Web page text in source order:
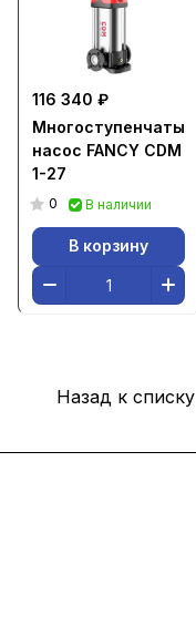
116 340 ₽
Многоступенчатый
насос FANCY CDM
1-27
0 В наличии
В корзину
Назад к списку